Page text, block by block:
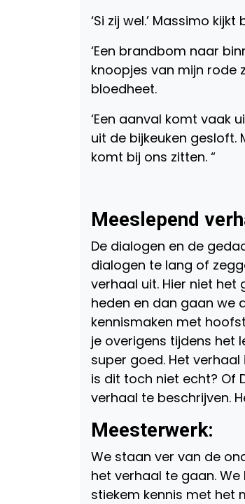
‘Si zij wel.’ Massimo
‘Een brandbom naar
knoopjes van mijn rode
bloedheet.
‘Een aanval komt vaak
uit de bijkeuken gesloft.
komt bij ons zitten. “
Meeslepend
De dialogen en de
dialogen te lang of
verhaal uit. Hier niet het
heden en dan gaan we
kennismaken met
je overigens tijdens het
super goed. Het
is dit toch niet echt? Of
verhaal te beschrijven.
Meesterwerk:
We staan ver van de
het verhaal te gaan.
stiekem kennis met het